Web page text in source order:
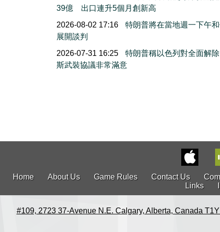
39億 出口連升5個月創新高
2026-08-02 17:16
特朗普將在當地週一下午
展開談判
2026-07-31 16:25
特朗普稱以色列對全面解
斯武裝協議非常滿意
Home About Us Game Rules Contact Us
Links
#109, 2723 37-Avenue N.E. Calgary, Alberta, Canada